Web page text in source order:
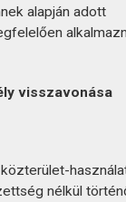
alapján adott
visszavonása
nélkül